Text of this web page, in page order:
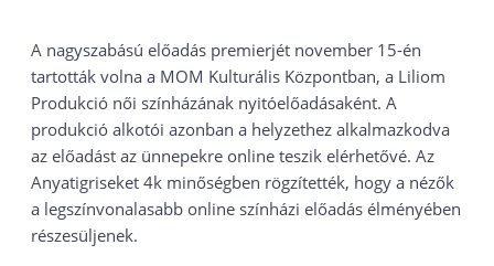
A nagyszabású előadás premierjét november 15-én
tartották volna a MOM Kulturális Központban, a Liliom
Produkció női színházának nyitóelőadásaként. A
produkció alkotói azonban a helyzethez alkalmazkodva
az előadást az ünnepekre online teszik elérhetővé. Az
Anyatigriseket 4k minőségben rögzítették, hogy a nézők
a legszínvonalasabb online színházi előadás élményében
részesüljenek.